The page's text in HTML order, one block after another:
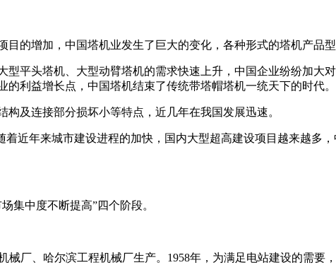
的增加，中国塔机业发生了巨大的变化，各种形式的塔机产品型
平头塔机、大型动臂塔机的需求快速上升，中国企业纷纷加大
利益增长点，中国塔机结束了传统带塔帽塔机一统天下的时代。
及连接部分损坏小等特点，近几年在我国发展迅速。
近年来城市建设进程的加快，国内大型超高建设项目越来越多
集中度不断提高”四个阶段。
厂、哈尔滨工程机械厂生产。1958年，为满足电站建设的需要